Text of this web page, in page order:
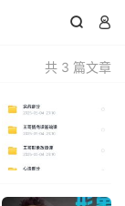
 
共 3 篇文章